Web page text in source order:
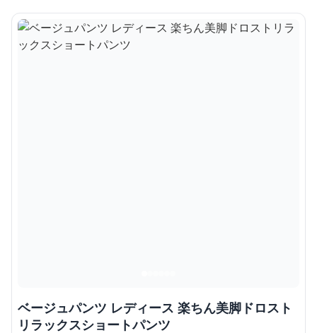
ベージュパンツ レディース 楽ちん美脚ドロスト
リラックスショートパンツ